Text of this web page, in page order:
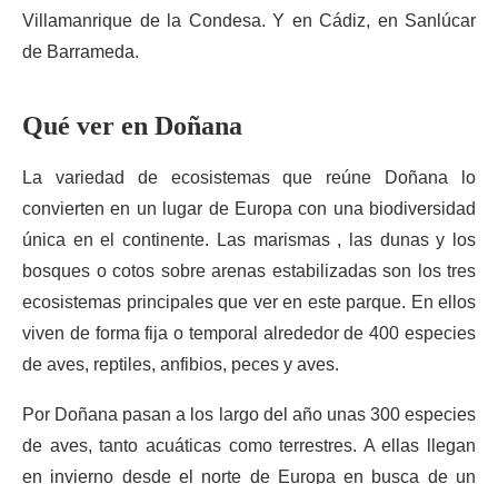
Villamanrique de la Condesa. Y en Cádiz, en Sanlúcar
de Barrameda.
Qué ver en Doñana
La variedad de ecosistemas que reúne Doñana lo
convierten en un lugar de Europa con una biodiversidad
única en el continente. Las marismas , las dunas y los
bosques o cotos sobre arenas estabilizadas son los tres
ecosistemas principales que ver en este parque. En ellos
viven de forma fija o temporal alrededor de 400 especies
de aves, reptiles, anfibios, peces y aves.
Por Doñana pasan a los largo del año unas 300 especies
de aves, tanto acuáticas como terrestres. A ellas llegan
en invierno desde el norte de Europa en busca de un